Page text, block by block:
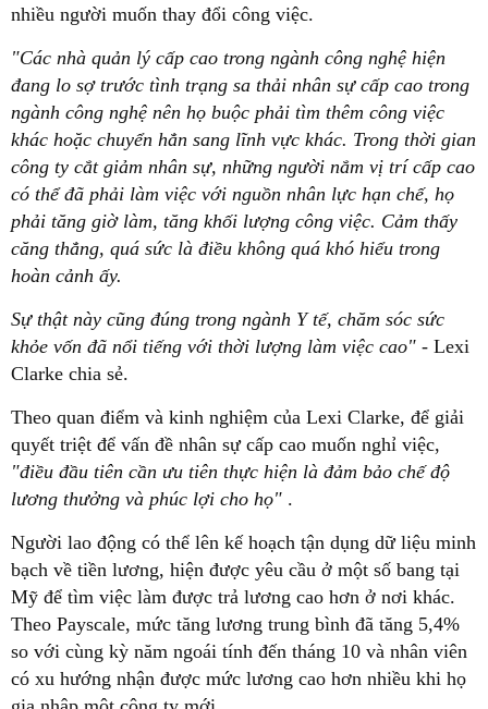
nhiều người muốn thay đổi công việc.
"Các nhà quản lý cấp cao trong ngành công nghệ hiện
đang lo sợ trước tình trạng sa thải nhân sự cấp cao trong
ngành công nghệ nên họ buộc phải tìm thêm công việc
khác hoặc chuyển hẳn sang lĩnh vực khác. Trong thời gian
công ty cắt giảm nhân sự, những người nắm vị trí cấp cao
có thể đã phải làm việc với nguồn nhân lực hạn chế, họ
phải tăng giờ làm, tăng khối lượng công việc. Cảm thấy
căng thẳng, quá sức là điều không quá khó hiểu trong
hoàn cảnh ấy.
Sự thật này cũng đúng trong ngành Y tế, chăm sóc sức
khỏe vốn đã nổi tiếng với thời lượng làm việc cao" - Lexi
Clarke chia sẻ.
Theo quan điểm và kinh nghiệm của Lexi Clarke, để giải
quyết triệt để vấn đề nhân sự cấp cao muốn nghỉ việc,
"điều đầu tiên cần ưu tiên thực hiện là đảm bảo chế độ
lương thưởng và phúc lợi cho họ" .
Người lao động có thể lên kế hoạch tận dụng dữ liệu minh
bạch về tiền lương, hiện được yêu cầu ở một số bang tại
Mỹ để tìm việc làm được trả lương cao hơn ở nơi khác.
Theo Payscale, mức tăng lương trung bình đã tăng 5,4%
so với cùng kỳ năm ngoái tính đến tháng 10 và nhân viên
có xu hướng nhận được mức lương cao hơn nhiều khi họ